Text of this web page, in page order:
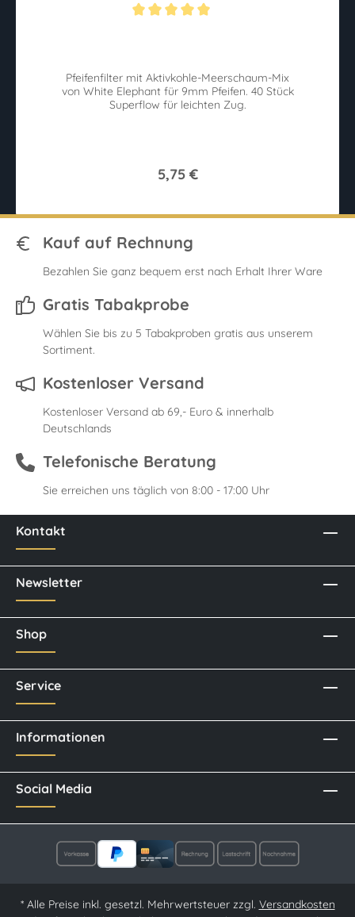
Pfeifenfilter mit Aktivkohle-Meerschaum-Mix
von White Elephant für 9mm Pfeifen. 40 Stück
Superflow für leichten Zug.
5,75 €
Kauf auf Rechnung
Bezahlen Sie ganz bequem erst nach Erhalt Ihrer Ware
Gratis Tabakprobe
Wählen Sie bis zu 5 Tabakproben gratis aus unserem
Sortiment.
Kostenloser Versand
Kostenloser Versand ab 69,- Euro & innerhalb
Deutschlands
Telefonische Beratung
Sie erreichen uns täglich von 8:00 - 17:00 Uhr
Kontakt
Newsletter
Social Media
Shop
Service
Informationen
* Alle Preise inkl. gesetzl. Mehrwertsteuer zzgl. Versandkosten